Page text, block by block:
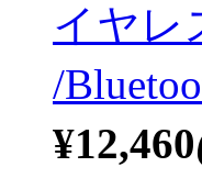
イヤレ
/
¥12,460